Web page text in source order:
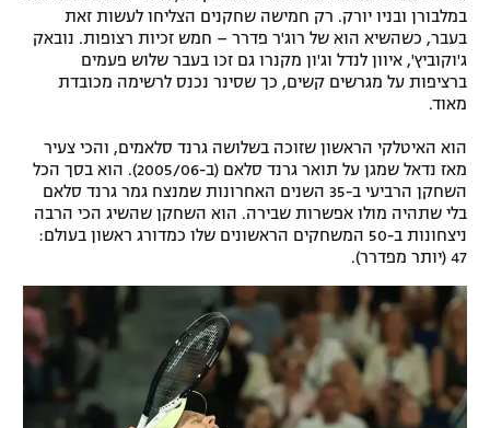
תקנון עבור פעילות ספורט 1 – "מרלן"
תנאי שימוש
מדיניות פרטיות
תקנון פעילות ספורט 1
רשיון להקרנה פומבית לבית עסק
הצטרפות לחבילת הערוצים
לוח דרושים – ג'ובנט
תגיות
ספורט אתגרי ואקסטרים
אומנויות לחימה
גיימינג E-Sports
במלבורן ובניו יורק. רק חמישה שחקנים הצליחו לעשות זאת
בעבר, כשהשיא הוא של רוג'ר פדרר – חמש זכיות רצופות. נובאק
ג'וקוביץ', איוון לנדל וג'ון מקנרו גם זכו בעבר שלוש פעמים
ברציפות על מגרשים קשים, כך שסינר נכנס לרשימה מכובדת
מאוד.
הוא האיטלקי הראשון שזוכה בשלושה גרנד סלאמים, והכי צעיר
מאז נדאל שמגן על תואר גרנד סלאם (ב-2005/06). הוא בסך הכל
השחקן הרביעי ב-35 השנים האחרונות שמנצח גמר גרנד סלאם
בלי שתהיה מולו אפשרות שבירה. הוא השחקן שהשיג הכי הרבה
ניצחונות ב-50 המשחקים הראשונים שלו כמדורג ראשון בעולם:
47 (יותר מפדרר).